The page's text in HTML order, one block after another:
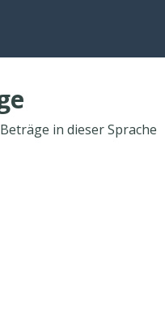
in dieser Sprache